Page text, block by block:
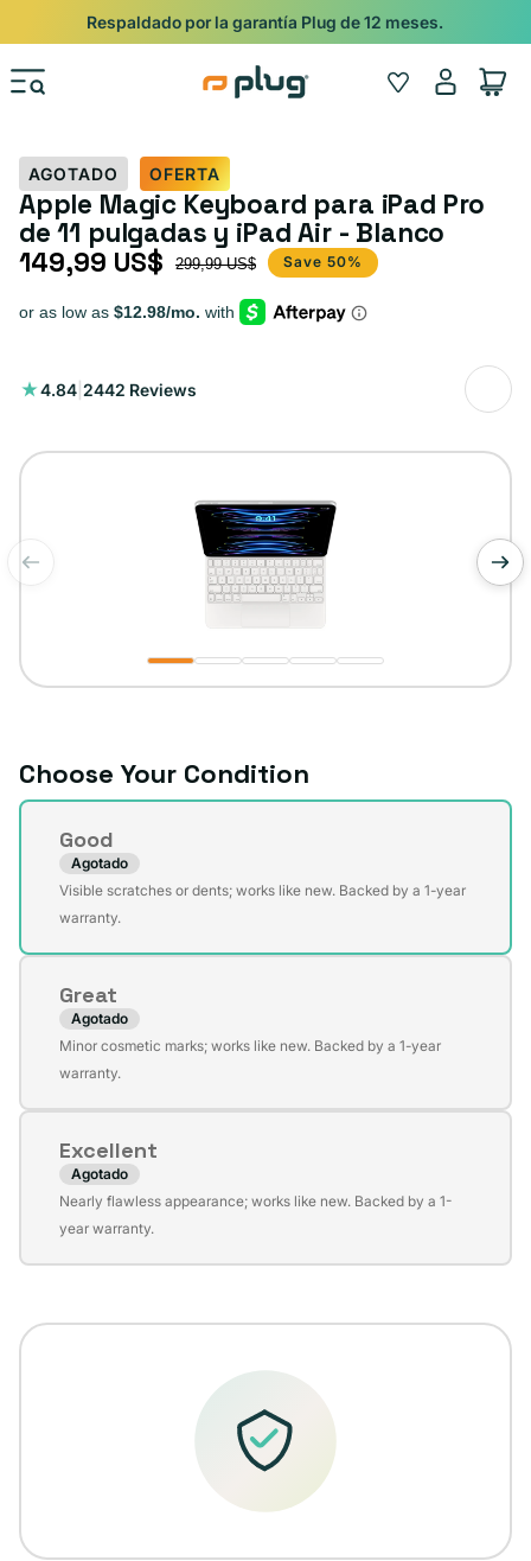
Ir al contenido
Pide con Entrega Nocturna para recibir antes del 24/12.
Wishlist
Iniciar
sesión
Carrito
AGOTADO OFERTA
Apple Magic Keyboard para iPad Pro
de 11 pulgadas y iPad Air - Blanco
Precio de oferta
149,99 US$
Precio habitual 299,99 US$ Save 50%
4.84 2442 Reviews
2442
Choose Your Condition
Condition
Good
Agotado
Variante
agotada
disponible
Visible scratches or dents; works like new. Backed by a 1-year
warranty.
Great
Agotado
Variante
agotada
disponible
Minor cosmetic marks; works like new. Backed by a 1-year
warranty.
Excellent
Agotado
Variante
agotada
Nearly flawless appearance; works like new. Backed by a 1-
year warranty.